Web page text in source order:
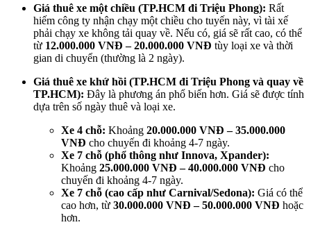
Giá thuê xe một chiều (TP.HCM đi Triệu Phong): Rất
hiếm công ty nhận chạy một chiều cho tuyến này, vì tài xế
phải chạy xe không tải quay về. Nếu có, giá sẽ rất cao, có thể
từ 12.000.000 VNĐ – 20.000.000 VNĐ tùy loại xe và thời
gian di chuyển (thường là 2 ngày).
Giá thuê xe khứ hồi (TP.HCM đi Triệu Phong và quay về
TP.HCM): Đây là phương án phổ biến hơn. Giá sẽ được tính
dựa trên số ngày thuê và loại xe.
Xe 4 chỗ: Khoảng 20.000.000 VNĐ – 35.000.000
VNĐ cho chuyến đi khoảng 4-7 ngày.
Xe 7 chỗ (phổ thông như Innova, Xpander):
Khoảng 25.000.000 VNĐ – 40.000.000 VNĐ cho
chuyến đi khoảng 4-7 ngày.
Xe 7 chỗ (cao cấp như Carnival/Sedona): Giá có thể
cao hơn, từ 30.000.000 VNĐ – 50.000.000 VNĐ hoặc
hơn.